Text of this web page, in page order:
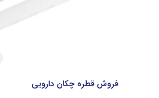
فروش قطره چکان دارویی